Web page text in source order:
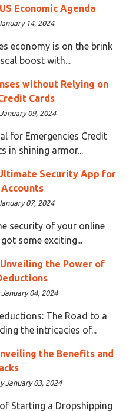
Economic Agenda
14, 2024
economy is on the brink
boost with...
without Relying on
Cards
09, 2024
for Emergencies Credit
in shining armor...
Security App for
07, 2024
security of your online
some exciting...
the Power of
04, 2024
The Road to a
the intricacies of...
the Benefits and
January 03, 2024
Starting a Dropshipping